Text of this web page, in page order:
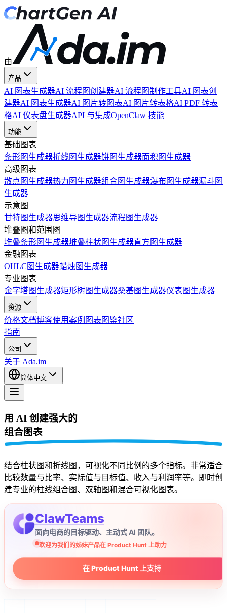
由
产品
AI 图表生成器AI 流程图创建器AI 流程图制作工具AI 图表创
建器AI 图表生成器AI 图片转图表AI 图片转表格AI PDF 转表
格AI 仪表盘生成器API 与集成OpenClaw 技能
功能
基础图表
条形图生成器折线图生成器饼图生成器面积图生成器
高级图表
散点图生成器热力图生成器组合图生成器瀑布图生成器漏斗图
生成器
示意图
甘特图生成器思维导图生成器流程图生成器
堆叠图和范围图
堆叠条形图生成器堆叠柱状图生成器直方图生成器
金融图表
OHLC图生成器蜡烛图生成器
专业图表
金字塔图生成器矩形树图生成器桑基图生成器仪表图生成器
资源
价格文档博客使用案例 图表图鉴社区
指南
公司
关于 Ada.im
简体中文
用 AI 创建强大的
组合图表
结合柱状图和折线图，可视化不同比例的多个指标。非常适合
比较数量与比率、实际值与目标值、收入与利润率等。即时创
建专业的柱线组合图、双轴图和混合可视化图表。
ClawTeams
面向电商的目标驱动、主动式 AI 团队。
欢迎为我们的姊妹产品在 Product Hunt 上助力
在 Product Hunt 上支持